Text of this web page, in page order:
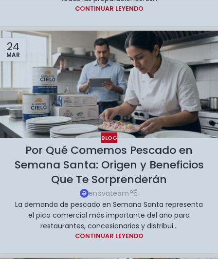
CONTINUAR LEYENDO
24
MAR
BLOG
Por Qué Comemos Pescado en
Semana Santa: Origen y Beneficios
Que Te Sorprenderán
enovateam
La demanda de pescado en Semana Santa representa
el pico comercial más importante del año para
restaurantes, concesionarios y distribui...
CONTINUAR LEYENDO